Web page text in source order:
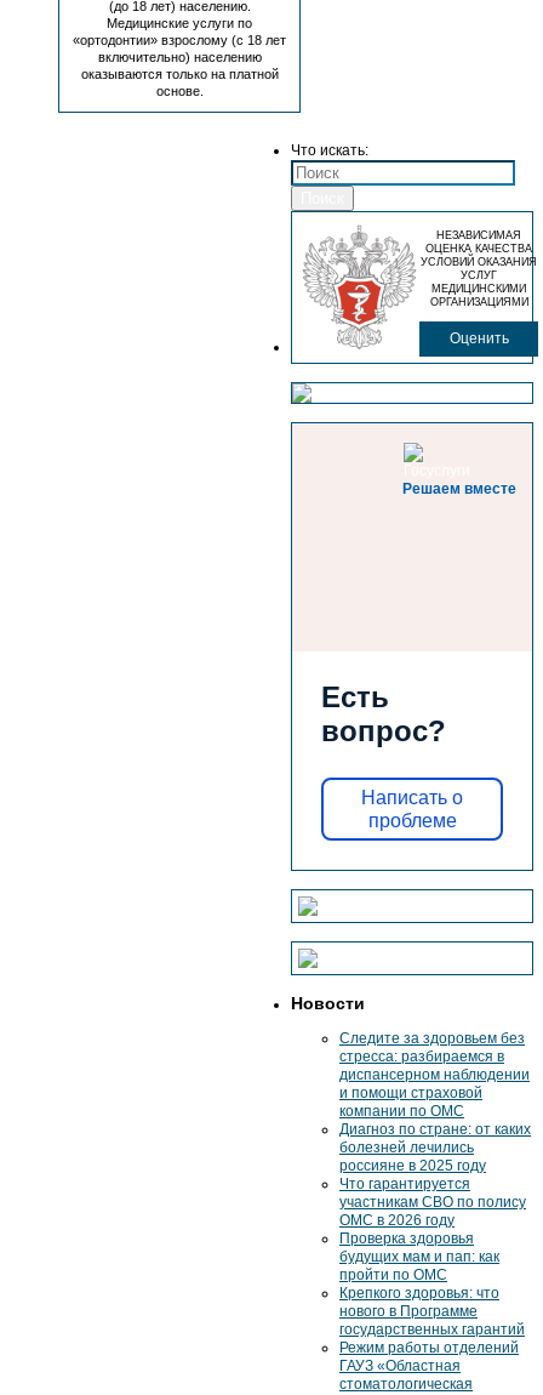
(до 18 лет) населению.
Медицинские услуги по
«ортодонтии» взрослому (с 18 лет
включительно) населению
оказываются только на платной
основе.
Что искать:
НЕЗАВИСИМАЯ
ОЦЕНКА КАЧЕСТВА
УСЛОВИЙ ОКАЗАНИЯ
УСЛУГ
МЕДИЦИНСКИМИ
ОРГАНИЗАЦИЯМИ
Оценить
Решаем вместе
Есть
вопрос?
Написать о
проблеме
Новости
Следите за здоровьем без
стресса: разбираемся в
диспансерном наблюдении
и помощи страховой
компании по ОМС
Диагноз по стране: от каких
болезней лечились
россияне в 2025 году
Что гарантируется
участникам СВО по полису
ОМС в 2026 году
Проверка здоровья
будущих мам и пап: как
пройти по ОМС
Крепкого здоровья: что
нового в Программе
государственных гарантий
Режим работы отделений
ГАУЗ «Областная
стоматологическая